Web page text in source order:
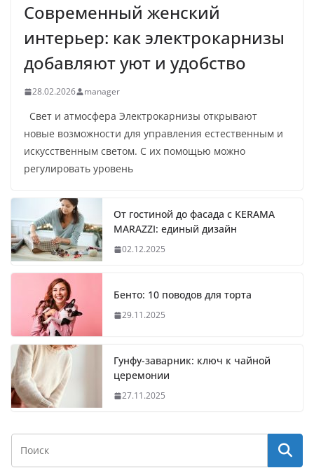
Современный женский
интерьер: как электрокарнизы
добавляют уют и удобство
28.02.2026 manager
Свет и атмосфера Электрокарнизы открывают
новые возможности для управления естественным и
искусственным светом. С их помощью можно
регулировать уровень
От гостиной до фасада с KERAMA
MARAZZI: единый дизайн
02.12.2025
Бенто: 10 поводов для торта
29.11.2025
Гунфу-заварник: ключ к чайной
церемонии
27.11.2025